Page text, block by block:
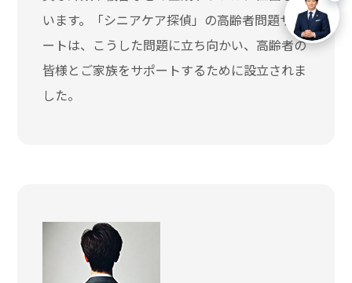
います。「シニアケア探偵」の高齢者問題サポ
ートは、こうした問題に立ち向かい、高齢者の
皆様とご家族をサポートするために設立されま
した。